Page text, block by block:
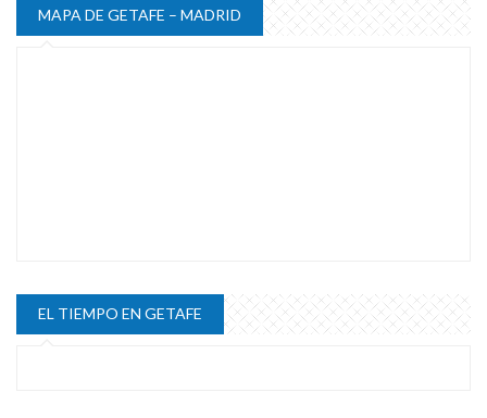
MAPA DE GETAFE – MADRID
EL TIEMPO EN GETAFE